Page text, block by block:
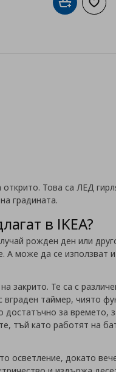
с любими
Добави в
Това са ЛЕД
градината.
в IKEA?
рожден ден или
може да се използват и
закрито. Те са с
таймер, чиято
за времето,
тъй като работят на
осветление, докато